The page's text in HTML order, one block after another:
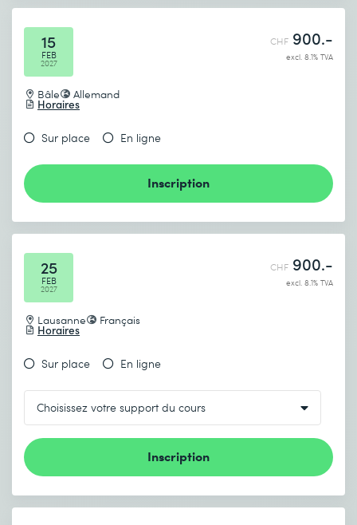
15
FEB
2027
Bâle Allemand
Horaires
CHF 900.-
excl. 8.1% TVA
Sur place En ligne
Inscription
25
FEB
2027
Lausanne Français
Horaires
CHF 900.-
excl. 8.1% TVA
Sur place En ligne
Inscription